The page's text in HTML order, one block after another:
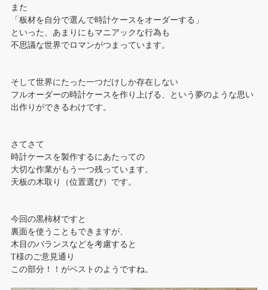
また
「板材を自分で選んで時計ケースをオーダーする」
といった、あまりにもマニアックな行為も
不思議な世界でロマンがつまっています。
そして世界にたった一つだけしか存在しない
フルオーダーの時計ケースを作り上げる、という夢のような思い
出作りができるわけです。
さてさて
時計ケースを製作するにあたっての
大切な作業がもう一つ残っています。
天板の木取り（位置選び）です。
今回の黒柿材ですと
裏面を使うこともできますが、
木目のバランスなどを考慮すると
T様のご意見通り
この部分！！がベストのようですね。